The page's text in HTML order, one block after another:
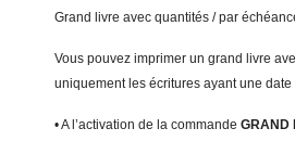
Grand livre avec quantités / par
Vous pouvez imprimer un grand livre
uniquement les écritures ayant une date
• A l’activation de la commande GRAND